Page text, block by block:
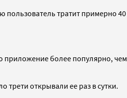
пользователь тратит примерно 40
приложение более популярно, чем
трети открывали ее раз в сутки.